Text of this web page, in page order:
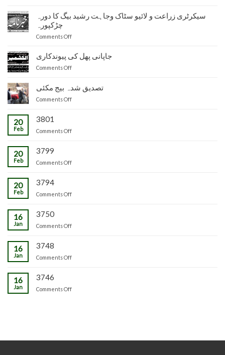
ناظم
توسیع
مظفرآباد
پنیریوں
کی
سیکرٹری زراعت و لائیو سٹاک وجاہت رشید بیگ کا دورہ
چڑکپورہ
Comments Offon
زراعت
و
وجاہت
چڑکپورہ
جاپانی پھل کی پیوندکاری
Comments Offon
کی
پیوندکاری
تصدیق شدہ بیج مکئی
Comments Offon
مکئی
20
Feb
3801
Comments Offon
20
Feb
3799
Comments Offon
20
Feb
3794
Comments Offon
16
Jan
3750
Comments Offon
16
Jan
3748
Comments Offon
16
Jan
3746
Comments Offon